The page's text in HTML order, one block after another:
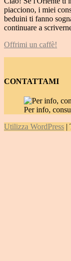
piacciono, i miei
beduini ti fanno
continuare a
Offrimi un caffè!
CONTATTAMI
Per info,
Utilizza WordPress |